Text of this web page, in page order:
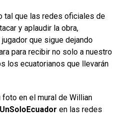
tal que las redes oficiales de
y aplaudir la obra,
que sigue dejando
para recibir no solo a nuestro
los ecuatorianos que llevarán
foto en el mural de Willian
en las redes